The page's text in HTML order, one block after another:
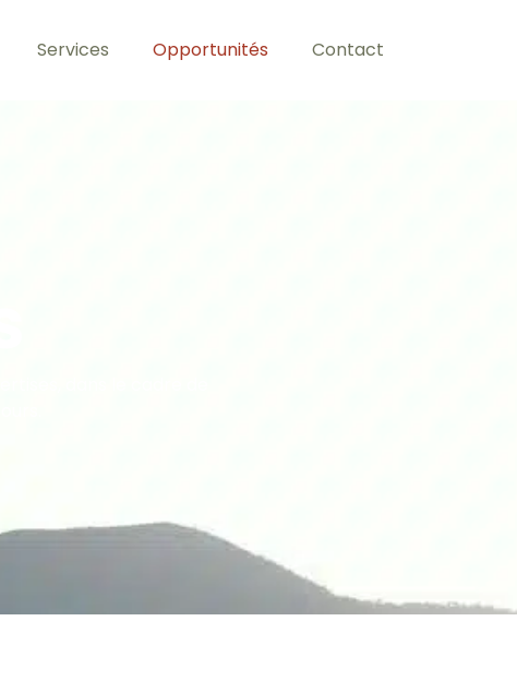
Services Opportunités Contact